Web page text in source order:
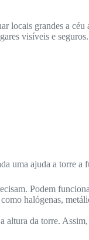
locais grandes a
visíveis e seguros.
uma ajuda a torre a
Podem
halógenas,
altura da torre.